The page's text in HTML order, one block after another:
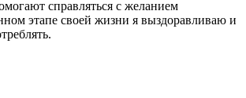
справляться с желанием
этапе своей жизни я выздоравливаю и